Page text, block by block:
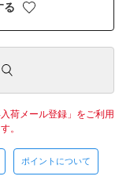
る
入荷メール登録」をご利用
。
ポイントについて